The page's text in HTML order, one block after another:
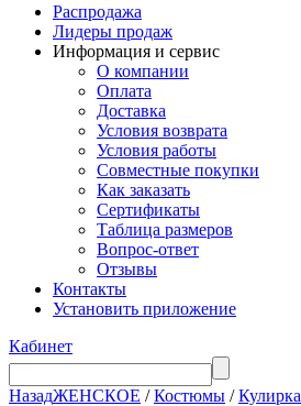
Распродажа
Лидеры продаж
Информация и сервис
О компании
Оплата
Доставка
Условия возврата
Условия работы
Совместные покупки
Как заказать
Сертификаты
Таблица размеров
Вопрос-ответ
Отзывы
Контакты
Установить приложение
Кабинет
НазадЖЕНСКОЕ /Костюмы /Кулирка